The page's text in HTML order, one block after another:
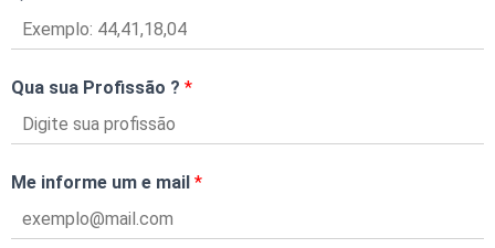
Qua sua Profissão ? *
Me informe um e mail *